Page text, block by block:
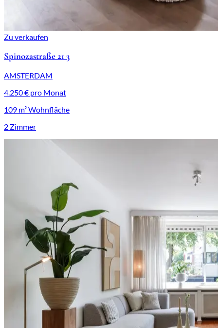
Zu verkaufen
Spinozastraße 21 3
AMSTERDAM
4.250 € pro Monat
109 m² Wohnfläche
2 Zimmer